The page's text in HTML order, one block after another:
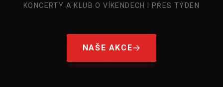
KONCERTY A KLUB O VÍKENDECH I PŘES TÝDEN
NAŠE AKCE